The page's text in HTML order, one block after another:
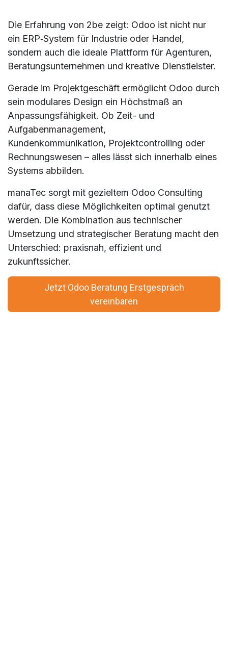
Die Erfahrung von 2be zeigt: Odoo ist nicht nur
ein ERP‑System für Industrie oder Handel,
sondern auch die ideale Plattform für Agenturen,
Beratungsunternehmen und kreative Dienstleister.
Gerade im Projektgeschäft ermöglicht Odoo durch
sein modulares Design ein Höchstmaß an
Anpassungsfähigkeit. Ob Zeit- und
Aufgabenmanagement,
Kundenkommunikation, Projektcontrolling oder
Rechnungswesen – alles lässt sich innerhalb eines
Systems abbilden.
manaTec sorgt mit gezieltem Odoo Consulting
dafür, dass diese Möglichkeiten optimal genutzt
werden. Die Kombination aus technischer
Umsetzung und strategischer Beratung macht den
Unterschied: praxisnah, effizient und
zukunftssicher.
Jetzt Odoo Beratung Erstgespräch
vereinbaren